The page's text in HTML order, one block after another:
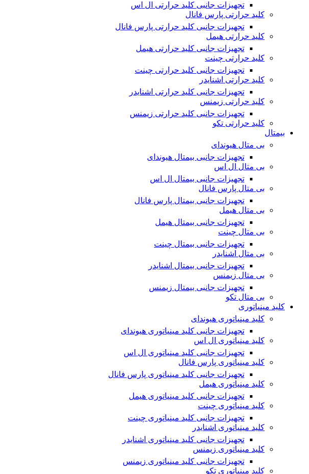
تجهیزات جانبی کلید حرارتی ال اس
کلید حرارتی پارس فانال
تجهیزات جانبی کلید حرارتی پارس فانال
کلید حرارتی هیمل
تجهیزات جانبی کلید حرارتی هیمل
کلید حرارتی چینت
تجهیزات جانبی کلید حرارتی چینت
کلید حرارتی اشنایدر
تجهیزات جانبی کلید حرارتی اشنایدر
کلید حرارتی زیمنس
تجهیزات جانبی کلید حرارتی زیمنس
کلید حرارتی تکو
بیمتال
بی متال هیوندای
تجهیزات جانبی بیمتال هیوندای
بی متال ال اس
تجهیزات جانبی بیمتال ال اس
بی متال پارس فانال
تجهیزات جانبی بیمتال پارس فانال
بی متال هیمل
تجهیزات جانبی بیمتال هیمل
بی متال چینت
تجهیزات جانبی بیمتال چینت
بی متال اشنایدر
تجهیزات جانبی بیمتال اشنایدر
بی متال زیمنس
تجهیزات جانبی بیمتال زیمنس
بی متال تکو
کلید مینیاتوری
کلید مینیاتوری هیوندای
تجهیزات جانبی کلید مینیاتوری هیوندای
کلید مینیاتوری ال اس
تجهیزات جانبی کلید مینیاتوری ال اس
کلید مینیاتوری پارس فانال
تجهیزات جانبی کلید مینیاتوری پارس فانال
کلید مینیاتوری هیمل
تجهیزات جانبی کلید مینیاتوری هیمل
کلید مینیاتوری چینت
تجهیزات جانبی کلید مینیاتوری چینت
کلید مینیاتوری اشنایدر
تجهیزات جانبی کلید مینیاتوری اشنایدر
کلید مینیاتوری زیمنس
تجهیزات جانبی کلید مینیاتوری زیمنس
کلید مینیاتوری تکو